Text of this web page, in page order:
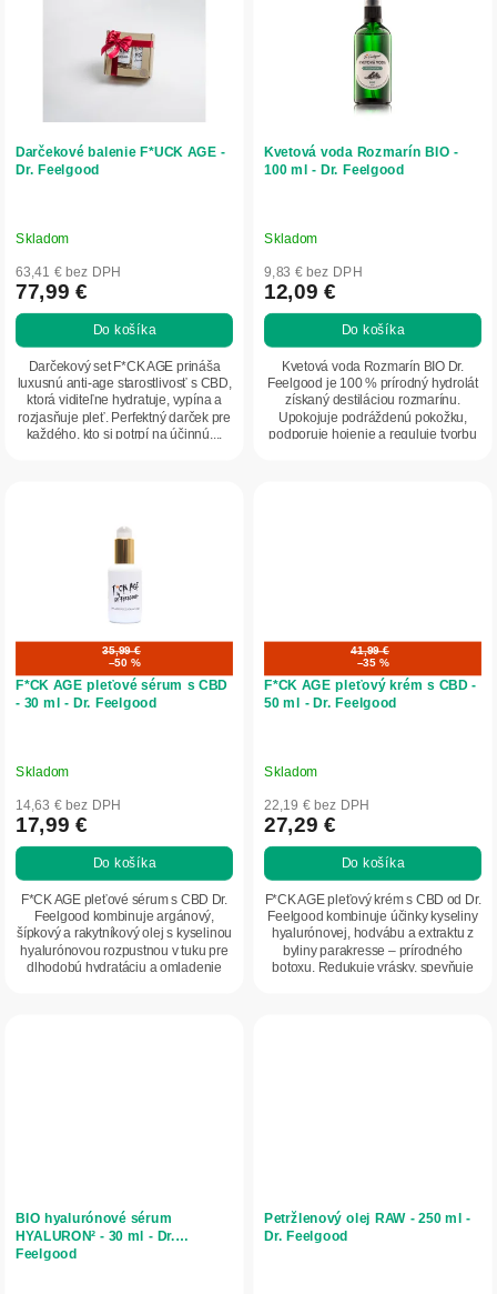
o
v
d
u
o
v
Darčekové balenie F*UCK AGE -
Dr. Feelgood
Skladom
63,41 € bez DPH
77,99 €
Do košíka
Darčekový set F*CK AGE prináša
luxusnú anti-age starostlivosť s CBD,
ktorá viditeľne hydratuje, vypína a
rozjasňuje pleť. Perfektný darček pre
každého, kto si potrpí na účinnú,...
Kvetová voda Rozmarín BIO -
100 ml - Dr. Feelgood
Skladom
9,83 € bez DPH
12,09 €
Do košíka
Kvetová voda Rozmarín BIO Dr.
Feelgood je 100 % prírodný hydrolát
získaný destiláciou rozmarínu.
Upokojuje podráždenú pokožku,
podporuje hojenie a reguluje tvorbu
35,99 €
–50 %
F*CK AGE pleťové sérum s CBD
- 30 ml - Dr. Feelgood
Skladom
14,63 € bez DPH
17,99 €
Do košíka
F*CK AGE pleťové sérum s CBD Dr.
Feelgood kombinuje argánový,
šípkový a rakytníkový olej s kyselinou
hyalurónovou rozpustnou v tuku pre
dlhodobú hydratáciu a omladenie
41,99 €
–35 %
F*CK AGE pleťový krém s CBD -
50 ml - Dr. Feelgood
Skladom
22,19 € bez DPH
27,29 €
Do košíka
F*CK AGE pleťový krém s CBD od Dr.
Feelgood kombinuje účinky kyseliny
hyalurónovej, hodvábu a extraktu z
byliny parakresse – prírodného
botoxu. Redukuje vrásky, spevňuje
BIO hyalurónové sérum
HYALURON² - 30 ml - Dr.
Feelgood
Petržlenový olej RAW - 250 ml -
Dr. Feelgood